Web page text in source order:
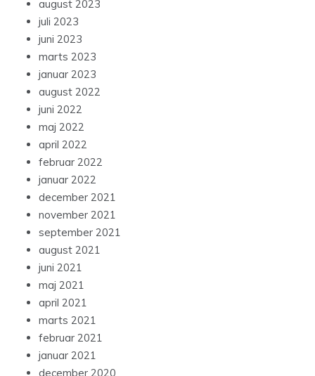
august 2023
juli 2023
juni 2023
marts 2023
januar 2023
august 2022
juni 2022
maj 2022
april 2022
februar 2022
januar 2022
december 2021
november 2021
september 2021
august 2021
juni 2021
maj 2021
april 2021
marts 2021
februar 2021
januar 2021
december 2020